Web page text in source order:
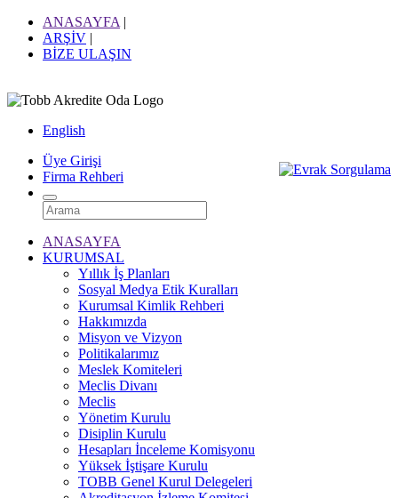
ANASAYFA |
ARŞİV |
BİZE ULAŞIN
English
Üye Girişi
Firma Rehberi
ANASAYFA
KURUMSAL
Yıllık İş Planları
Sosyal Medya Etik Kuralları
Kurumsal Kimlik Rehberi
Hakkımızda
Misyon ve Vizyon
Politikalarımız
Meslek Komiteleri
Meclis Divanı
Meclis
Yönetim Kurulu
Disiplin Kurulu
Hesapları İnceleme Komisyonu
Yüksek İştişare Kurulu
TOBB Genel Kurul Delegeleri